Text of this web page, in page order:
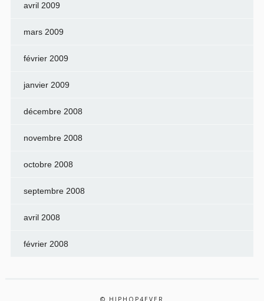
avril 2009
mars 2009
février 2009
janvier 2009
décembre 2008
novembre 2008
octobre 2008
septembre 2008
avril 2008
février 2008